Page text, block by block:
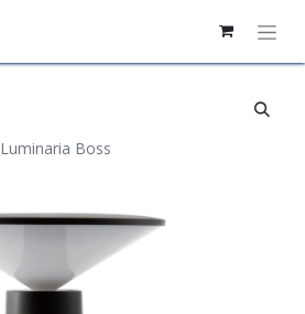
Luminaria Boss